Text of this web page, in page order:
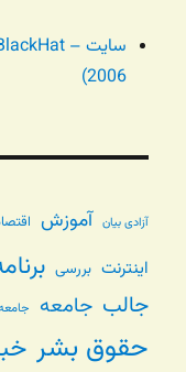
2006)
آزادی بیان آموزش
اینترنت بررسی
جالب جامعه
حقوق بشر